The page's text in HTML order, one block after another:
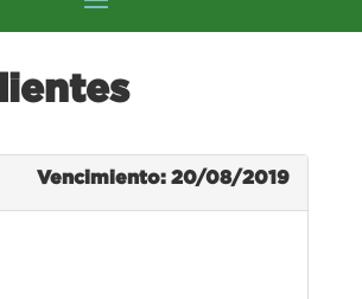
Vencimiento: 20/08/2019